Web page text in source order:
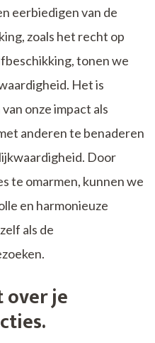
eerbiedigen van de
zoals het recht op
tonen we
Het is
onze impact als
anderen te benaderen
Door
te omarmen, kunnen we
en harmonieuze
als de
over je